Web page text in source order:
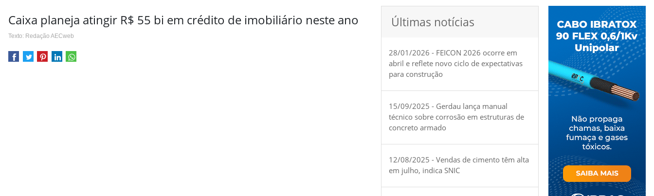
Caixa planeja atingir R$ 55 bi em crédito de imobiliário neste ano
Texto: Redação AECweb
Últimas notícias
28/01/2026 - FEICON 2026 ocorre em
abril e reflete novo ciclo de expectativas
para construção
15/09/2025 - Gerdau lança manual
técnico sobre corrosão em estruturas de
concreto armado
12/08/2025 - Vendas de cimento têm alta
em julho, indica SNIC